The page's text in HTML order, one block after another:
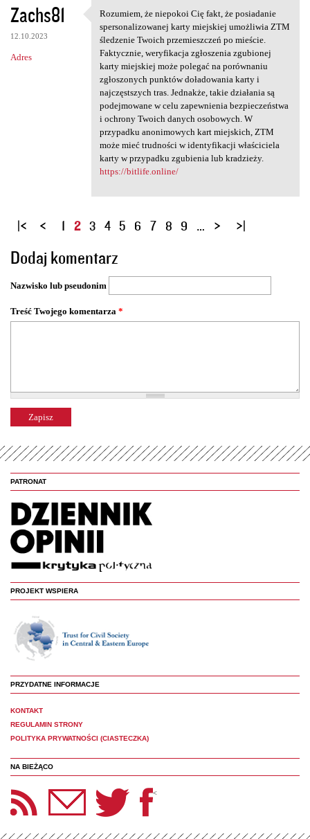
Zachs81
12.10.2023
Adres
Rozumiem, że niepokoi Cię
Rozumiem, że niepokoi Cię fakt, że posiadanie
spersonalizowanej karty miejskiej umożliwia ZTM
śledzenie Twoich przemieszczeń po mieście.
Faktycznie, weryfikacja zgłoszenia zgubionej
karty miejskiej może polegać na porównaniu
zgłoszonych punktów doładowania karty i
najczęstszych tras. Jednakże, takie działania są
podejmowane w celu zapewnienia bezpieczeństwa
i ochrony Twoich danych osobowych. W
przypadku anonimowych kart miejskich, ZTM
może mieć trudności w identyfikacji właściciela
karty w przypadku zgubienia lub kradzieży.
https://bitlife.online/
S
r
o
y
1 2 3 4 5 6 7 8 9 …
Dodaj komentarz
Nazwisko lub pseudonim
Treść Twojego komentarza *
PATRONAT
PROJEKT WSPIERA
PRZYDATNE INFORMACJE
KONTAKT
REGULAMIN STRONY
POLITYKA PRYWATNOŚCI (CIASTECZKA)
NA BIEŻĄCO
Panoptyka Facebook <